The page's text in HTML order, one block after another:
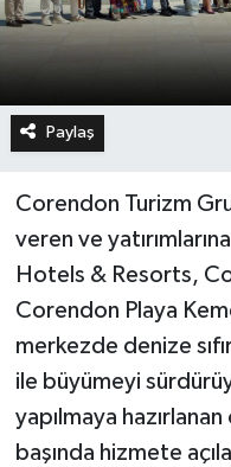
Paylaş
Corendon Turizm
veren ve
Hotels & Resorts,
Corendon Playa
merkezde denize
ile büyümeyi
yapılmaya
başında hizmete